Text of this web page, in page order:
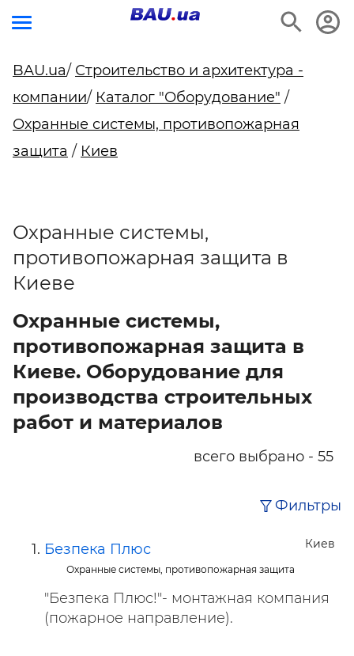
BAU.ua/ Строительство и архитектура -
компании/ Каталог "Оборудование" /
Охранные системы, противопожарная
защита / Киев
Охранные системы,
противопожарная защита в
Киеве
Охранные системы,
противопожарная защита в
Киеве. Оборудование для
производства строительных
работ и материалов
всего выбрано - 55
Фильтры
Киев
Безпека Плюс
Охранные системы, противопожарная защита
"Безпека Плюс!"- монтажная компания
(пожарное направление).